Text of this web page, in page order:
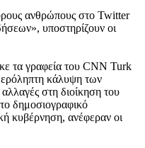
ανθρώπους στο Twitter
υποστηρίζουν οι
τα γραφεία του CNN Turk
κάλυψη των
στη διοίκηση του
δημοσιογραφικό
κυβέρνηση, ανέφεραν οι